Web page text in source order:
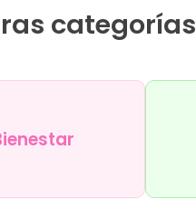
categorías